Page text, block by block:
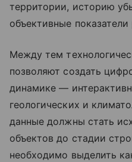
территории, историю
объективные показатели
Между тем
позволяют создать
динамике —
геологических и
данные должны стать
объектов до стадии
необходимо выделить